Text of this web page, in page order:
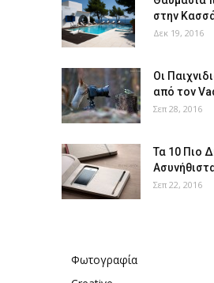
στην
Δεκ 19, 2016
Οι
από τον
Σεπ 28, 2016
Τα 10 Πιο
Σεπ 22, 2016
Φωτογραφία